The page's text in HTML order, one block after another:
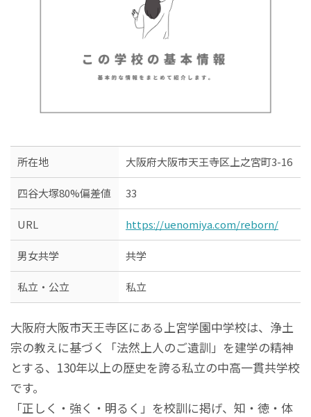
所在地 大阪府大阪市天王寺区上之宮町3-16
四谷大塚80%偏差値 33
URL https://uenomiya.com/reborn/
男女共学 共学
私立・公立 私立
大阪府大阪市天王寺区にある上宮学園中学校は、浄土
宗の教えに基づく「法然上人のご遺訓」を建学の精神
とする、130年以上の歴史を誇る私立の中高一貫共学校
です。
「正しく・強く・明るく」を校訓に掲げ、知・徳・体